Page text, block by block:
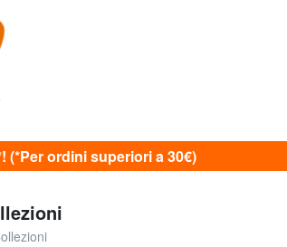
(*Per ordini superiori a 30€)